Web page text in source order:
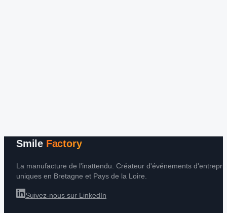
Smile Factory
La manufacture de l'inattendu. Créateur d'événements
uniques en Bretagne et Pays de la Loire.
Suivez-nous sur LinkedIn